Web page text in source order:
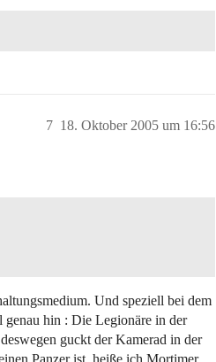
18. Oktober 2005 um 16:56
7
Und speziell bei dem
hin : Die Legionäre in der
guckt der Kamerad in der
Panzer ist, heiße ich Mortimer